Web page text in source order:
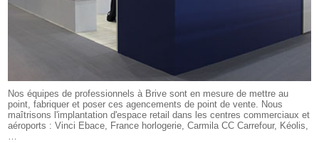
Nos équipes de professionnels à Brive sont en mesure de mettre au
point, fabriquer et poser ces agencements de point de vente. Nous
maîtrisons l'implantation d'espace retail dans les centres commerciaux et
aéroports : Vinci Ebace, France horlogerie, Carmila CC Carrefour, Kéolis,
…